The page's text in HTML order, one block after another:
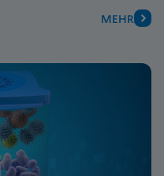
MEHR